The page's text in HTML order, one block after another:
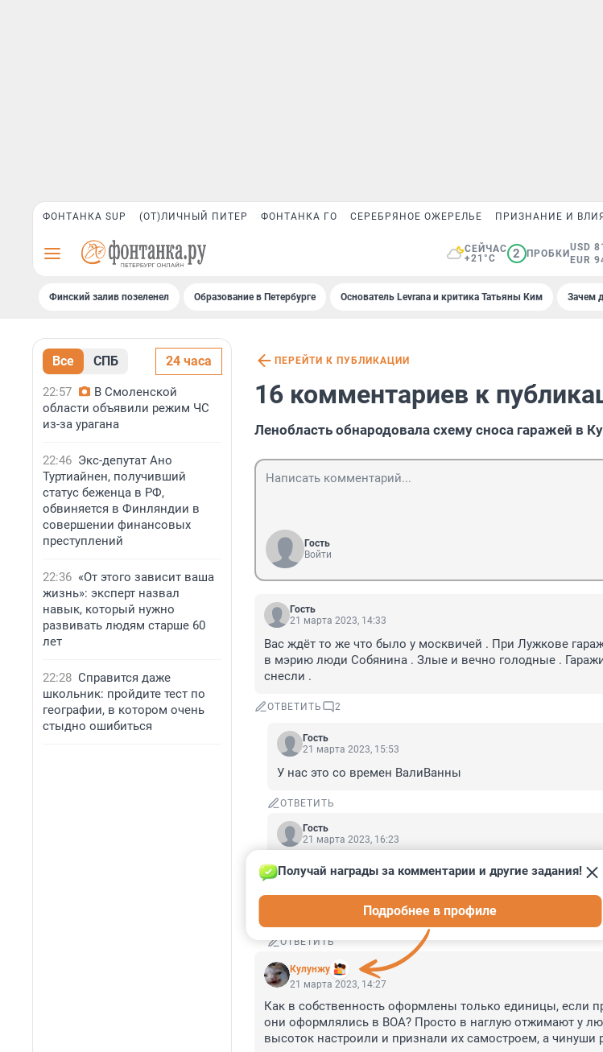
ФОНТАНКА SUP (ОТ)ЛИЧНЫЙ ПИТЕР ФОНТАНКА ГО СЕРЕБРЯНОЕ ОЖЕРЕЛЬЕ ПРИЗНАНИЕ И
СЕЙЧАС
+21°C
2 ПРОБКИ
USD
EUR
Финский залив позеленел Образование в Петербурге Основатель Levrana и критика Татьяны Ким Зачем
Все СПБ 24 часа
22:57
В Смоленской
области объявили режим ЧС
из-за урагана
22:46 Экс-депутат Ано
Туртиайнен, получивший
статус беженца в РФ,
обвиняется в Финляндии в
совершении финансовых
преступлений
22:36 «От этого зависит ваша
жизнь»: эксперт назвал
навык, который нужно
развивать людям старше 60
лет
22:28 Справится даже
школьник: пройдите тест по
географии, в котором очень
стыдно ошибиться
ПЕРЕЙТИ К ПУБЛИКАЦИИ
16 комментариев к
Ленобласть обнародовала схему сноса гаражей в
Гость
Войти
Гость
21 марта 2023, 14:33
Вас ждёт то же что было у москвичей . При Лужкове
в мэрию люди Собянина . Злые и вечно голодные .
снесли .
ОТВЕТИТЬ 2
Гость
21 марта 2023, 15:53
У нас это со времен ВалиВанны
ОТВЕТИТЬ
Гость
21 марта 2023, 16:23
если было желание снести, то сносили и раньше. при
так же снесли очень много. уж не знаю, были ли тогда
них по большому счету нету, другой гараж в удобном
купишь, никогда не знаешь когда они надумают его
ОТВЕТИТЬ
Кулунжу
Получай награды за комментарии и другие задания!
Подробнее в профиле
21 марта 2023, 14:27
Как в собственность оформлены только единицы, если
они оформлялись в ВОА? Просто в наглую отжимают у
высоток настроили и признали их самостроем, а чинуши